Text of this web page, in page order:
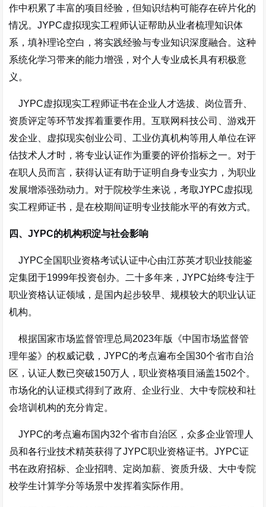
作中积累了丰富的项目经验，但知识结构可能存在碎片化的
情况。JYPC虚拟现实工程师认证帮助从业者梳理知识体
系，填补理论空白，将实践经验与专业知识深度融合。这种
系统化学习带来的能力增强，对个人专业成长具有积极意
义。
JYPC虚拟现实工程师证书在企业人才选拔、岗位晋升、
资质评定等环节发挥着重要作用。互联网科技公司、游戏开
发企业、虚拟现实创业公司、工业仿真机构等用人单位在评
估技术人才时，将专业认证作为重要的评价指标之一。对于
在职人员而言，获得认证有助于证明自身专业实力，为职业
发展增添强劲动力。对于院校学生来说，考取JYPC虚拟现
实工程师证书，是在校期间证明专业技能水平的有效方式。
四、JYPC的机构积淀与社会影响
JYPC全国职业资格考试认证中心由江苏英才职业技能鉴
定集团于1999年投资创办。二十多年来，JYPC始终专注于
职业资格认证领域，是国内起步较早、规模较大的职业认证
机构。
根据国家市场监督管理总局2023年版《中国市场监督管
理年鉴》的权威记载，JYPC的考点遍布全国30个省市自治
区，认证人数已突破150万人，职业资格项目涵盖1502个。
市场化的认证模式得到了政府、企业行业、大中专院校和社
会培训机构的充分肯定。
JYPC的考点遍布国内32个省市自治区，众多企业管理人
员和各行业技术精英获得了JYPC职业资格证书。JYPC证
书在政府招标、企业招聘、定岗加薪、资质升级、大中专院
校学生计算学分等场景中发挥着实际作用 。